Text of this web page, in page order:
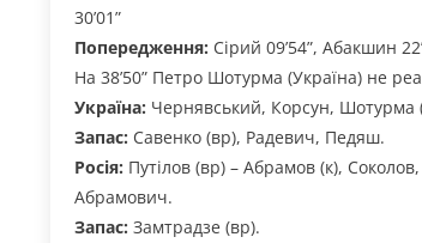
30’01”
Попередження: Сірий 09’54”, Абакшин
На 38’50” Петро Шотурма (Україна) не
Україна: Чернявський, Корсун, Шотурма
Запас: Савенко (вр), Радевич, Педяш.
Росія: Путілов (вр) – Абрамов (к),
Абрамович.
Запас: Замтрадзе (вр).